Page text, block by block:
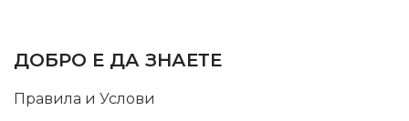
ДОБРО Е ДА ЗНАЕТЕ
Правила и Услови